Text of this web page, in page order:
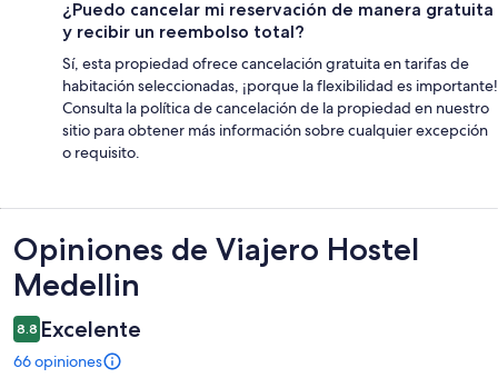
¿Puedo cancelar mi reservación de manera gratuita
y recibir un reembolso total?
Sí, esta propiedad ofrece cancelación gratuita en tarifas de
habitación seleccionadas, ¡porque la flexibilidad es importante!
Consulta la política de cancelación de la propiedad en nuestro
sitio para obtener más información sobre cualquier excepción
o requisito.
Opiniones
Opiniones de Viajero Hostel
Medellin
8.8 Excelente
66 opiniones